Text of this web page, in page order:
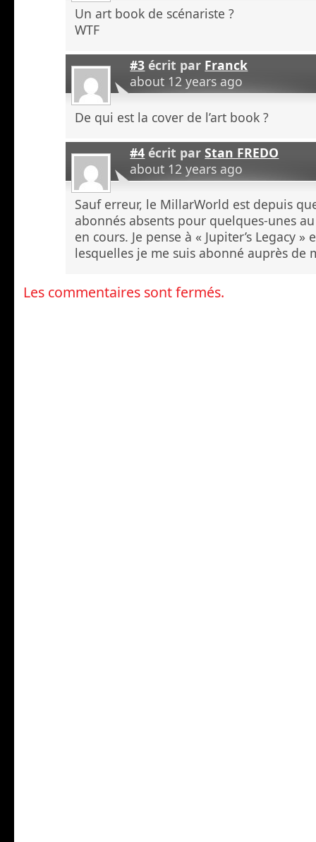
Un art book de scénariste ?
WTF
#3 écrit par Franck
about 12 years ago
De qui est la cover de l’art book ?
#4 écrit parStan FREDO
about 12 years ago
Sauf erreur, le MillarWorld est depuis
abonnés absents pour quelques-unes
en cours. Je pense à « Jupiter’s Legacy »
lesquelles je me suis abonné auprès de
Les commentaires sont fermés.